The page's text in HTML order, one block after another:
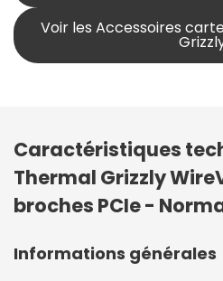
Voir les Accessoires
Caractéristiques
Thermal Grizzly
broches PCIe -
Informations générales